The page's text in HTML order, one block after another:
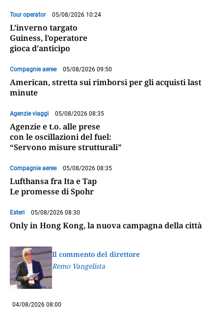
Tour operator 05/08/2026 10:24
L’inverno targato
Guiness, l’operatore
gioca d’anticipo
Compagnie aeree 05/08/2026 09:50
American, stretta sui rimborsi per gli acquisti last
minute
Agenzie viaggi 05/08/2026 08:35
Agenzie e t.o. alle prese
con le oscillazioni del fuel:
“Servono misure strutturali”
Compagnie aeree 05/08/2026 08:35
Lufthansa fra Ita e Tap
Le promesse di Spohr
Esteri 05/08/2026 08:30
Only in Hong Kong, la nuova campagna della città
Il commento del direttore
Remo Vangelista
04/08/2026 08:00